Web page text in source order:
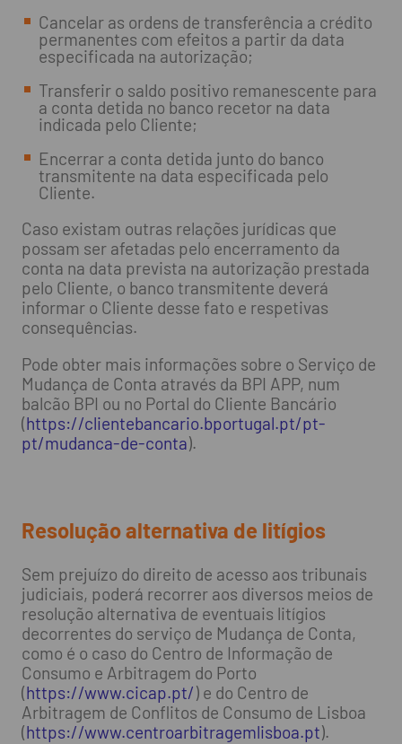
Cancelar as ordens de transferência a crédito
permanentes com efeitos a partir da data
especificada na autorização;
Transferir o saldo positivo remanescente para
a conta detida no banco recetor na data
indicada pelo Cliente;
Encerrar a conta detida junto do banco
transmitente na data especificada pelo
Cliente.
Caso existam outras relações jurídicas que
possam ser afetadas pelo encerramento da
conta na data prevista na autorização prestada
pelo Cliente, o banco transmitente deverá
informar o Cliente desse fato e respetivas
consequências.
Pode obter mais informações sobre o Serviço de
Mudança de Conta através da BPI APP, num
balcão BPI ou no Portal do Cliente Bancário
(https://clientebancario.bportugal.pt/pt-
pt/mudanca-de-conta).
Resolução alternativa de litígios
Sem prejuízo do direito de acesso aos tribunais
judiciais, poderá recorrer aos diversos meios de
resolução alternativa de eventuais litígios
decorrentes do serviço de Mudança de Conta,
como é o caso do Centro de Informação de
Consumo e Arbitragem do Porto
(https://www.cicap.pt/) e do Centro de
Arbitragem de Conflitos de Consumo de Lisboa
(https://www.centroarbitragemlisboa.pt).